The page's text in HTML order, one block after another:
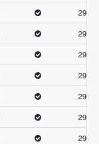
29.66
29.66
29.66
29.66
29.66
29.33
29.33